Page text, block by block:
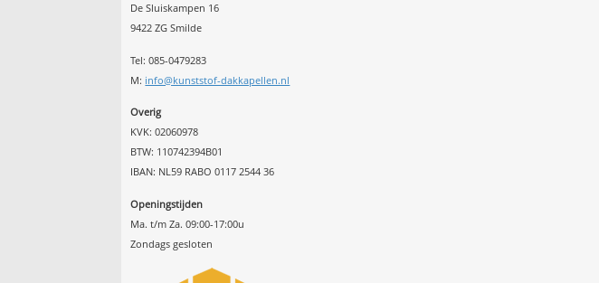
De Sluiskampen 16
9422 ZG Smilde
Tel: 085-0479283
M: info@kunststof-dakkapellen.nl
Overig
KVK: 02060978
BTW: 110742394B01
IBAN: NL59 RABO 0117 2544 36
Openingstijden
Ma. t/m Za. 09:00-17:00u
Zondags gesloten